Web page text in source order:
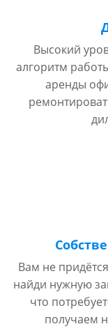
Высокий
алгоритм
аренды
Вам не
найди нужную
что
получаем